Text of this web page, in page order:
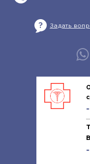
Задать